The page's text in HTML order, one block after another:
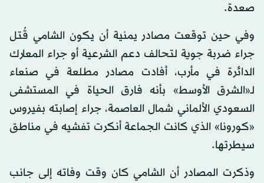
صعدة.
وفي حين توقعت مصادر يمنية أن يكون الشامي قُتل
جراء ضربة جوية لتحالف دعم الشرعية أو جراء المعارك
الدائرة في مأرب، أفادت مصادر مطلعة في صنعاء
لـ«الشرق الأوسط» بأنه فارق الحياة في المستشفى
السعودي الألماني شمال العاصمة، جراء إصابته بفيروس
«كورونا» الذي كانت الجماعة أنكرت تفشيه في مناطق
سيطرتها.
وذكرت المصادر أن الشامي كان وقت وفاته إلى جانب